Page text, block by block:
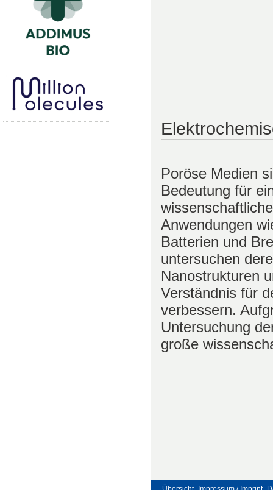
Poröse Medien
Bedeutung für
Anwendungen
Batterien und
untersuchen
Nanostrukturen
Verständnis für
verbessern.
Untersuchung
große